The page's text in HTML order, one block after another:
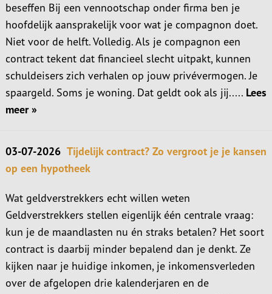
beseffen Bij een vennootschap onder firma ben je
hoofdelijk aansprakelijk voor wat je compagnon doet.
Niet voor de helft. Volledig. Als je compagnon een
contract tekent dat financieel slecht uitpakt, kunnen
schuldeisers zich verhalen op jouw privévermogen. Je
spaargeld. Soms je woning. Dat geldt ook als jij..... Lees
meer »
03-07-2026 Tijdelijk contract? Zo vergroot je je kansen
op een hypotheek
Wat geldverstrekkers echt willen weten
Geldverstrekkers stellen eigenlijk één centrale vraag:
kun je de maandlasten nu én straks betalen? Het soort
contract is daarbij minder bepalend dan je denkt. Ze
kijken naar je huidige inkomen, je inkomensverleden
over de afgelopen drie kalenderjaren en de